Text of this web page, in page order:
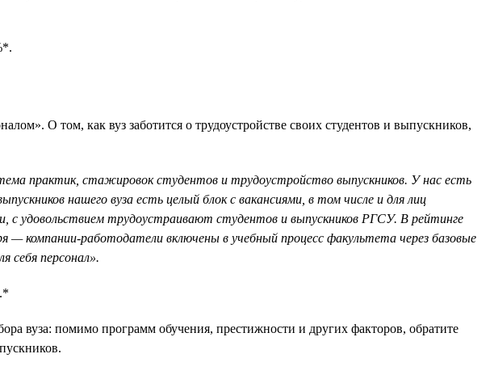
О том, как вуз заботится о трудоустройстве своих студентов и выпускников,
практик, стажировок студентов и трудоустройство выпускников. У нас есть
нашего вуза есть целый блок с вакансиями, в том числе и для лиц
с удовольствием трудоустраивают студентов и выпускников РГСУ. В рейтинге
компании-работодатели включены в учебный процесс факультета через базовые
себя персонал».
вуза: помимо программ обучения, престижности и других факторов, обратите